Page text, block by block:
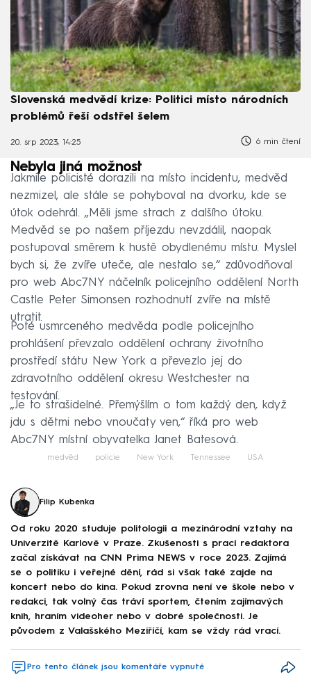
Slovenská medvědí krize: Politici místo národních
problémů řeší odstřel šelem
20. srp 2023, 14:25 6 min čtení
Nebyla jiná možnost
Jakmile policisté dorazili na místo incidentu, medvěd
nezmizel, ale stále se pohyboval na dvorku, kde se
útok odehrál. „Měli jsme strach z dalšího útoku.
Medvěd se po našem příjezdu nevzdálil, naopak
postupoval směrem k hustě obydlenému místu. Myslel
bych si, že zvíře uteče, ale nestalo se,“ zdůvodňoval
pro web Abc7NY náčelník policejního oddělení North
Castle Peter Simonsen rozhodnutí zvíře na místě
utratit.
Poté usmrceného medvěda podle policejního
prohlášení převzalo oddělení ochrany životního
prostředí státu New York a převezlo jej do
zdravotního oddělení okresu Westchester na
testování.
„Je to strašidelné. Přemýšlím o tom každý den, když
jdu s dětmi nebo vnoučaty ven,“ říká pro web
Abc7NY místní obyvatelka Janet Batesová.
medvěd policie New York Tennessee USA
Filip Kubenka
Od roku 2020 studuje politologii a mezinárodní vztahy na
Univerzitě Karlově v Praze. Zkušenosti s prací redaktora
začal získávat na CNN Prima NEWS v roce 2023. Zajímá
se o politiku i veřejné dění, rád si však také zajde na
koncert nebo do kina. Pokud zrovna není ve škole nebo v
redakci, tak volný čas tráví sportem, čtením zajímavých
knih, hraním videoher nebo v dobré společnosti. Je
původem z Valašského Meziříčí, kam se vždy rád vrací.
Pro tento článek jsou komentáře vypnuté